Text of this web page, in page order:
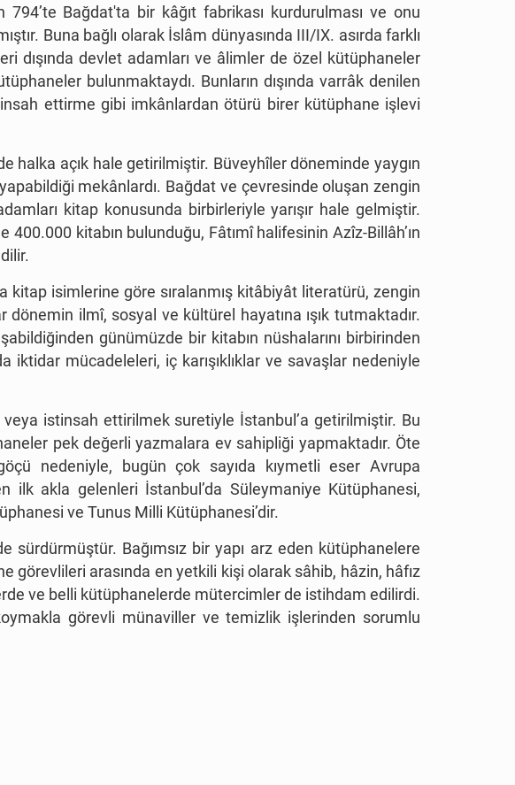
794’te Bağdat'ta bir kâğıt fabrikası kurdurulması ve onu
Buna bağlı olarak İslâm dünyasında III/IX. asırda farklı
dışında devlet adamları ve âlimler de özel kütüphaneler
bulunmaktaydı. Bunların dışında varrâk denilen
ettirme gibi imkânlardan ötürü birer kütüphane işlevi
halka açık hale getirilmiştir. Büveyhîler döneminde yaygın
mekânlardı. Bağdat ve çevresinde oluşan zengin
kitap konusunda birbirleriyle yarışır hale gelmiştir.
kitabın bulunduğu, Fâtımî halifesinin Azîz-Billâh’ın
kitap isimlerine göre sıralanmış kitâbiyât literatürü, zengin
ilmî, sosyal ve kültürel hayatına ışık tutmaktadır.
günümüzde bir kitabın nüshalarını birbirinden
mücadeleleri, iç karışıklıklar ve savaşlar nedeniyle
istinsah ettirilmek suretiyle İstanbul’a getirilmiştir. Bu
pek değerli yazmalara ev sahipliği yapmaktadır. Öte
nedeniyle, bugün çok sayıda kıymetli eser Avrupa
ilk akla gelenleri İstanbul’da Süleymaniye Kütüphanesi,
ve Tunus Milli Kütüphanesi’dir.
sürdürmüştür. Bağımsız bir yapı arz eden kütüphanelere
görevlileri arasında en yetkili kişi olarak sâhib, hâzin, hâfız
ve belli kütüphanelerde mütercimler de istihdam edilirdi.
görevli münaviller ve temizlik işlerinden sorumlu